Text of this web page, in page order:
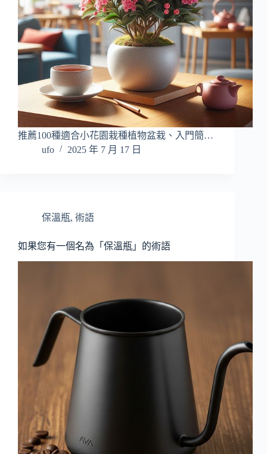
推薦100種適合小花園栽種植物盆栽、入門簡…
ufo
2025 年 7 月 17 日
保溫瓶, 術語
如果您有一個名為「保溫瓶」的術語